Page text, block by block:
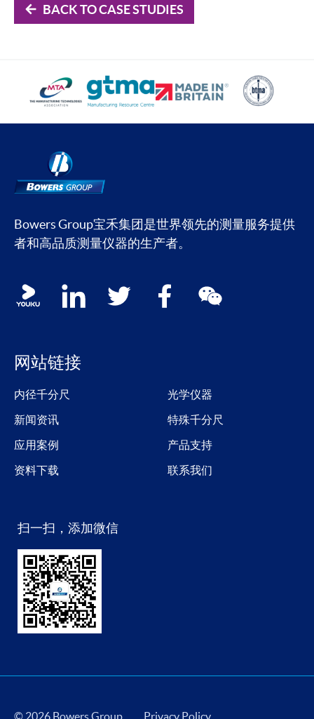
BACK TO CASE STUDIES
Bowers Group宝禾集团是世界领先的测量服务提供
者和高品质测量仪器的生产者。
Social media contacts
youku linkedin twitter facebook wechat
网站链接
内径千分尺
光学仪器
新闻资讯
特殊千分尺
应用案例
产品支持
资料下载
联系我们
扫一扫，添加微信
© 2026 Bowers Group Privacy Policy